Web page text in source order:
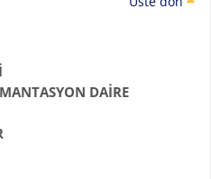
DAIRE